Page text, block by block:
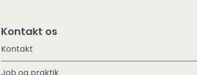
Kontakt os
Kontakt